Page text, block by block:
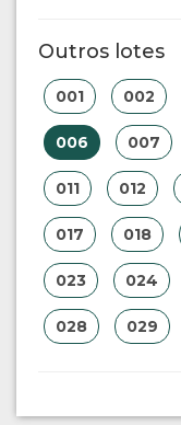
Outros lotes
001 002
006 007
011 012
017 018
023 024
028 029